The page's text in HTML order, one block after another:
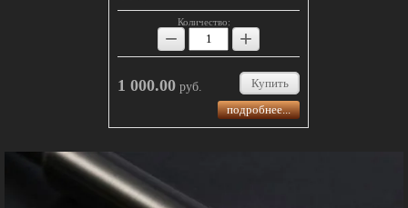
Количество:
− +
1 000.00 руб.
Купить
подробнее...